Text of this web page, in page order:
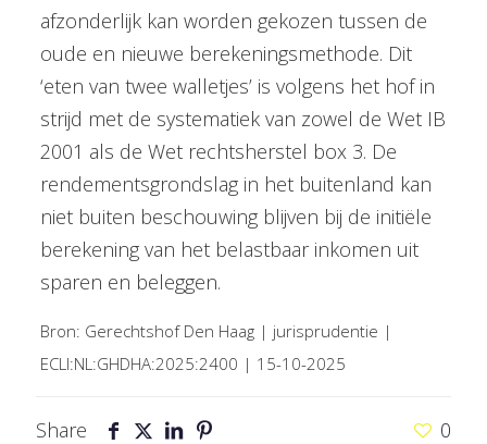
afzonderlijk kan worden gekozen tussen de
oude en nieuwe berekeningsmethode. Dit
‘eten van twee walletjes’ is volgens het hof in
strijd met de systematiek van zowel de Wet IB
2001 als de Wet rechtsherstel box 3. De
rendementsgrondslag in het buitenland kan
niet buiten beschouwing blijven bij de initiële
berekening van het belastbaar inkomen uit
sparen en beleggen.
Bron: Gerechtshof Den Haag | jurisprudentie |
ECLI:NL:GHDHA:2025:2400 | 15-10-2025
Share 0